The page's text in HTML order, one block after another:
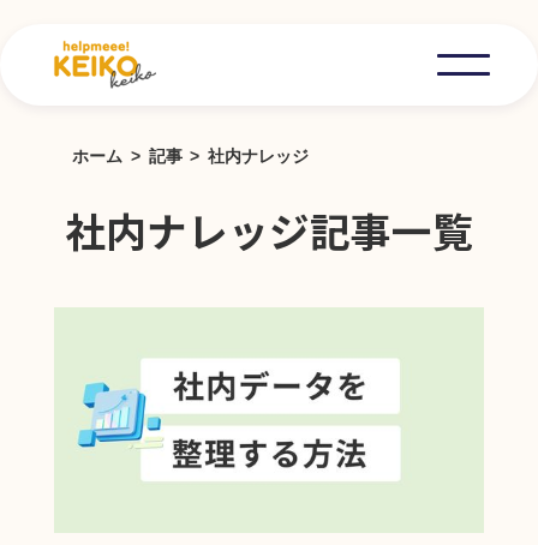
ホーム 記事 社内ナレッジ
社内ナレッジ記事一覧